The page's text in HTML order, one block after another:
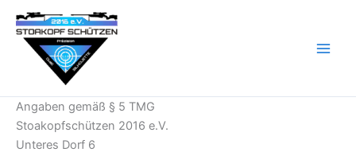
Inhalt
springen
Angaben gemäß § 5 TMG
Stoakopfschützen 2016 e.V.
Unteres Dorf 6